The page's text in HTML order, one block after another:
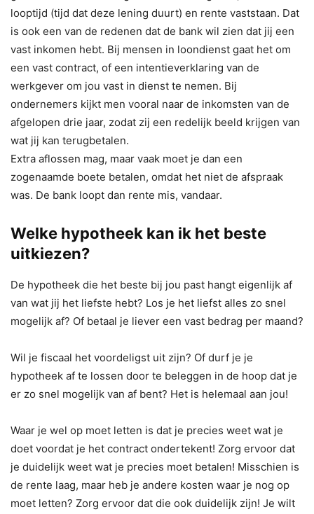
looptijd (tijd dat deze lening duurt) en rente vaststaan. Dat
is ook een van de redenen dat de bank wil zien dat jij een
vast inkomen hebt. Bij mensen in loondienst gaat het om
een vast contract, of een intentieverklaring van de
werkgever om jou vast in dienst te nemen. Bij
ondernemers kijkt men vooral naar de inkomsten van de
afgelopen drie jaar, zodat zij een redelijk beeld krijgen van
wat jij kan terugbetalen.
Extra aflossen mag, maar vaak moet je dan een
zogenaamde boete betalen, omdat het niet de afspraak
was. De bank loopt dan rente mis, vandaar.
Welke hypotheek kan ik het beste
uitkiezen?
De hypotheek die het beste bij jou past hangt eigenlijk af
van wat jij het liefste hebt? Los je het liefst alles zo snel
mogelijk af? Of betaal je liever een vast bedrag per maand?
Wil je fiscaal het voordeligst uit zijn? Of durf je je
hypotheek af te lossen door te beleggen in de hoop dat je
er zo snel mogelijk van af bent? Het is helemaal aan jou!
Waar je wel op moet letten is dat je precies weet wat je
doet voordat je het contract ondertekent! Zorg ervoor dat
je duidelijk weet wat je precies moet betalen! Misschien is
de rente laag, maar heb je andere kosten waar je nog op
moet letten? Zorg ervoor dat die ook duidelijk zijn! Je wilt